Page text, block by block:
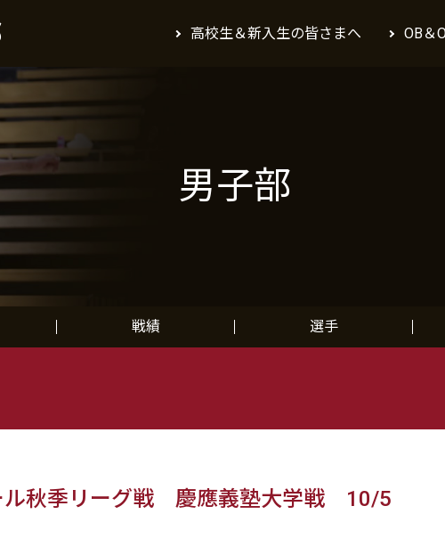
高校生＆新入生の皆さまへ OB＆
男子部
戦績 選手
ル秋季リーグ戦 慶應義塾大学戦 10/5